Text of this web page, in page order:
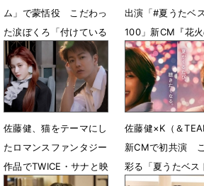
ム」で蒙恬役 こだわっ
た涙ぼくろ「付けている
感を出したくない」
7月17日 20時24分
出演「#夏うたベ
100」新CM『花火
篇が公開
7月11日 19時03分
佐藤健、猫をテーマにし
たロマンスファンタジー
作品でTWICE・サナと映
佐藤健×K（＆
新CMで初共演
彩る「夏うたベス